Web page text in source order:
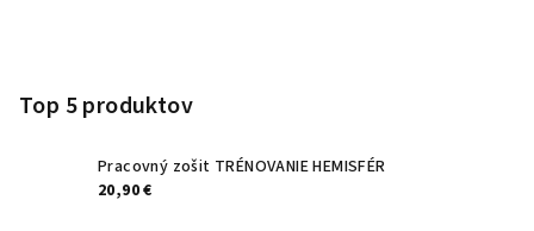
Top 5 produktov
Pracovný zošit TRÉNOVANIE HEMISFÉR
20,90 €